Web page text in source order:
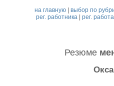
на главную |выбор по
рег. работника| рег.
Резюме